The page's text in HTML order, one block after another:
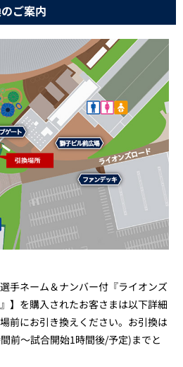
ご案内
手ネーム＆ナンバー付『ライオンズ
】を購入されたお客さまは以下詳細
前にお引き換えください。お引換は
前～試合開始1時間後/予定)までと